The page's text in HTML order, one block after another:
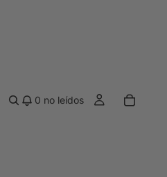
0 no leídos